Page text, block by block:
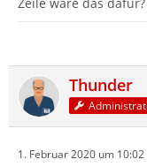
Thunder
1. Februar 2020 um 10:02